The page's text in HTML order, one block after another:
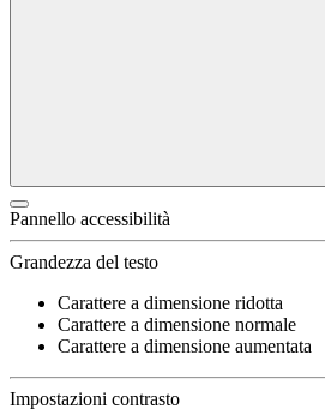
Pannello accessibilità
Grandezza del testo
Carattere a dimensione ridotta
Carattere a dimensione normale
Carattere a dimensione aumentata
Impostazioni contrasto